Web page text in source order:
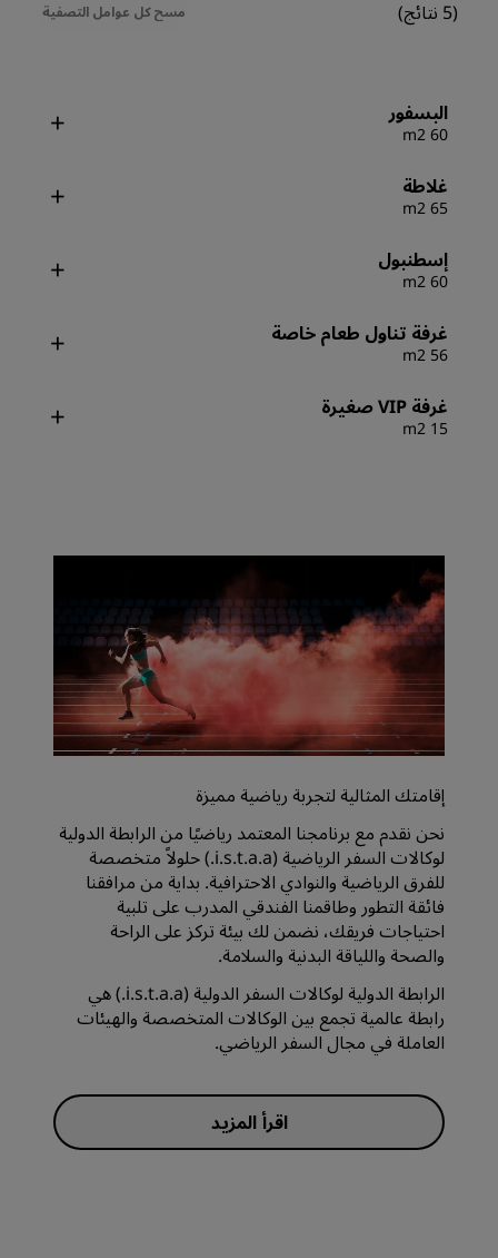
(5 نتائج) مسح كل عوامل التصفية
البسفور
60 m2
غلاطة
65 m2
إسطنبول
60 m2
غرفة تناول طعام خاصة
56 m2
غرفة VIP صغيرة
15 m2
إقامتك المثالية لتجربة رياضية مميزة
نحن نقدم مع برنامجنا المعتمد رياضيًا من الرابطة الدولية
لوكالات السفر الرياضية (i.s.t.a.a.) حلولاً متخصصة
للفرق الرياضية والنوادي الاحترافية. بداية من مرافقنا
فائقة التطور وطاقمنا الفندقي المدرب على تلبية
احتياجات فريقك، نضمن لك بيئة تركز على الراحة
والصحة واللياقة البدنية والسلامة.
الرابطة الدولية لوكالات السفر الدولية (i.s.t.a.a.) هي
رابطة عالمية تجمع بين الوكالات المتخصصة والهيئات
العاملة في مجال السفر الرياضي.
اقرأ المزيد